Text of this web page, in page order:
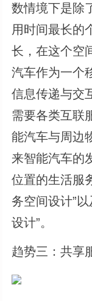
数情境下是除
用时间最长的
长，在这个空
汽车作为一个
信息传递与交
需要各类互联
能汽车与周边
来智能汽车的
位置的生活服
务空间设计”
设计”。
趋势三：共享